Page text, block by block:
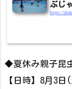
ぶじ
https://
◆夏休み親子昆
【日時】8月3